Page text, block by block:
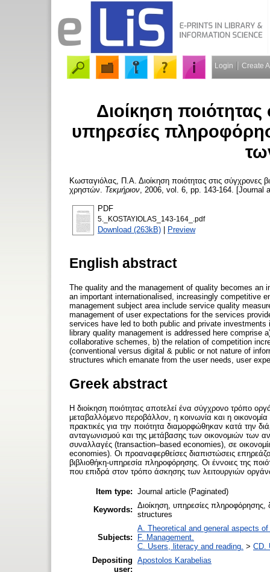
Login Create
Διοίκηση ποιότητας
υπηρεσίες
Κωσταγιόλας, Π.Α. Διοίκηση ποιότητας στις
χρηστών. Τεκμήριον , 2006, vol. 6, pp. 143-164. [Journal
PDF
5._KOSTAYIOLAS_143-164_.pdf
Download (263kB) | Preview
English abstract
The quality and the management of quality becomes an
an important internationalised, increasingly competitive
management subject area include service quality
management of user expectations for the services
services have led to both public and private
library quality management is addressed here
collaborative schemes, b) the relation of competition
(conventional versus digital & public or not nature of
structures which emanate from the user needs, user
Greek abstract
Η διοίκηση ποιότητας αποτελεί ένα σύγχρονο τρόπο
μεταβαλλόμενο περοβάλλον, η κοινωνία και η
πρακτικές για την ποιότητα διαμορφώθηκαν κατά την
ανταγωνισμού και της μετάβασης των οικονομιών των
συναλλαγές (transaction–based economies), σε
economies). Οι προαναφερθείσες διαπιστώσεις
βιβλιοθήκη-υπηρεσία πληροφόρησης. Οι έννοιες της
που επιδρά στον τρόπο άσκησης των λειτουργιών
Item type: Journal article (Paginated)
Keywords: Διοίκηση, υπηρεσίες
structures
Subjects:
A. Theoretical and general aspects
F. Management.
C. Users, literacy and reading. > CD.
Depositing
user:
Apostolos Karabelias